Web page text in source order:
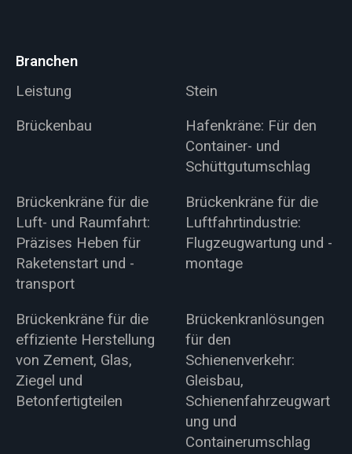
Branchen
Leistung
Stein
Brückenbau
Hafenkräne: Für den
Container- und
Schüttgutumschlag
Brückenkräne für die
Luft- und Raumfahrt:
Präzises Heben für
Raketenstart und -
transport
Brückenkräne für die
Luftfahrtindustrie:
Flugzeugwartung und -
montage
Brückenkräne für die
effiziente Herstellung
von Zement, Glas,
Ziegel und
Betonfertigteilen
Brückenkranlösungen
für den
Schienenverkehr:
Gleisbau,
Schienenfahrzeugwart
ung und
Containerumschlag